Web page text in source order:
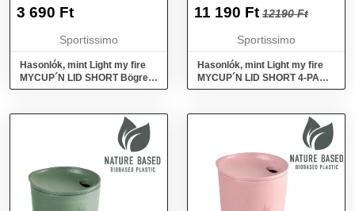
3 690 Ft
Sportissimo
Hasonlók, mint Light my fire
MYCUP´N LID SHORT Bögre,
sárga, méret
MÉRET
11 190 Ft 12190 Ft
Sportissimo
Hasonlók, mint Light my fire
MYCUP´N LID SHORT 4-PACK
NATURE Bögre, mix, méret